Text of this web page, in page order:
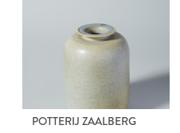
POTTERIJ ZAALBERG